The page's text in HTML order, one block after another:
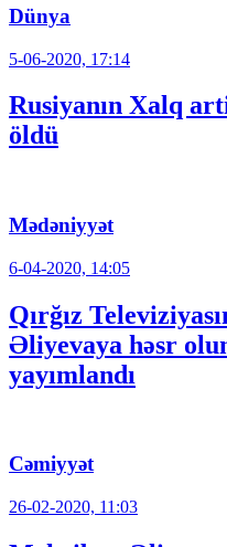
Dünya
5-06-2020, 17:14
Rusiyanın Xalq
öldü
Mədəniyyət
6-04-2020, 14:05
Qırğız
Əliyevaya həsr
yayımlandı
Cəmiyyət
26-02-2020, 11:03